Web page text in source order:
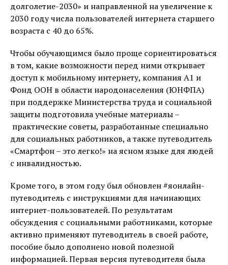
долголетие-2030» и направленной на увеличение к
2030 году числа пользователей интернета старшего
возраста с 40 до 65%.
Чтобы обучающимся было проще сориентироваться
в том, какие возможности перед ними открывает
доступ к мобильному интернету, компания А1 и
Фонд ООН в области народонаселения (ЮНФПА)
при поддержке Министерства труда и социальной
защиты подготовила учебные материалы –
практические советы, разработанные специально
для социальных работников, а также путеводитель
«Смартфон – это легко!» на ясном языке для людей
с инвалидностью.
Кроме того, в этом году был обновлен #яонлайн-
путеводитель с инструкциями для начинающих
интернет-пользователей. По результатам
обсуждения с социальными работниками, которые
активно применяют путеводитель в своей работе,
пособие было дополнено новой полезной
информацией. Первая версия путеводителя была